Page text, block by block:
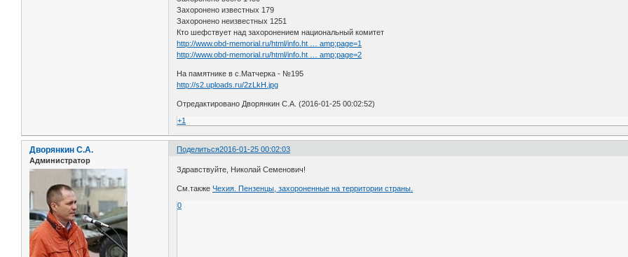
Захоронено известных 179
Захоронено неизвестных 1251
Кто шефствует над захоронением национальный комитет
http://www.obd-memorial.ru/html/info.ht … amp;page=1
http://www.obd-memorial.ru/html/info.ht … amp;page=2
На памятнике в с.Матчерка - №195
http://s2.uploads.ru/2zLkH.jpg
Отредактировано Дворянкин С.А. (2016-01-25 00:02:52)
+1
Поделиться2016-01-25 00:02:03
Дворянкин С.А.
Администратор
Здравствуйте, Николай Семенович!
См.такжеЧехия. Пензенцы, захороненные на территории страны.
0